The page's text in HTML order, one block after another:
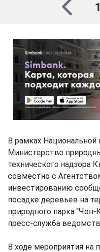
В рамках
Министерство
технического надзора
совместно с
инвестированию
посадке деревьев на
природного парка
пресс-служба
В ходе мероприятия на